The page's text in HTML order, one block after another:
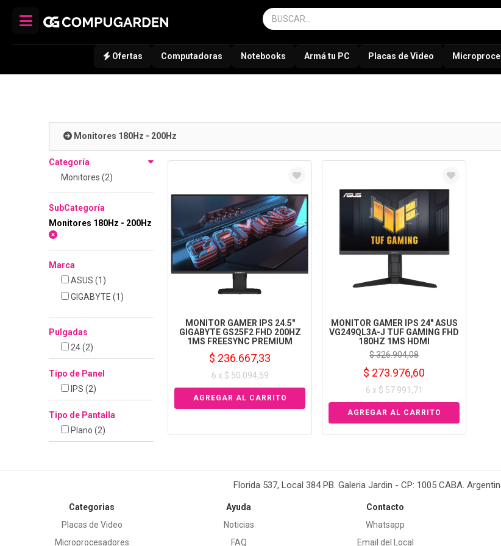
Ofertas Computadoras Notebooks Armá tu PC Placas de Video
Monitores 180Hz - 200Hz
Categoría
Monitores (2)
SubCategoría
Monitores 180Hz - 200Hz
Marca
ASUS (1)
GIGABYTE (1)
Pulgadas
24(2)
Tipo de Panel
IPS (2)
Tipo de Pantalla
Plano (2)
MONITOR GAMER IPS 24.5"
GIGABYTE GS25F2 FHD 200HZ
1MS FREESYNC PREMIUM
$ 236.667,33
6 x $ 50.094,59
MONITOR GAMER IPS 24" ASUS
VG249QL3A-J TUF GAMING FHD
180HZ 1MS HDMI
$ 326.904,08
$ 273.976,60
6 x $ 57.991,71
Florida 537, Local 384 PB. Galeria Jardin - CP: 1005 CABA.
Categorias
Placas de Video
Microprocesadores
Ayuda
Noticias
FAQ
Contacto
Whatsapp
Email del Local